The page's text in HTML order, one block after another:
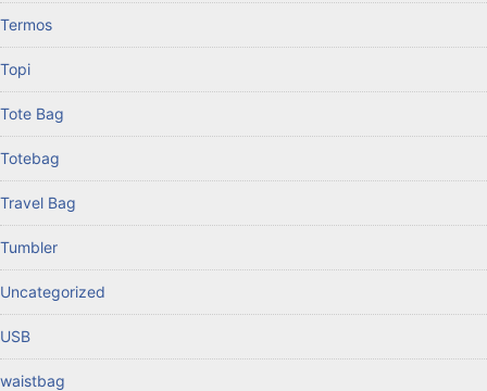
Termos
Topi
Tote Bag
Totebag
Travel Bag
Tumbler
Uncategorized
USB
waistbag